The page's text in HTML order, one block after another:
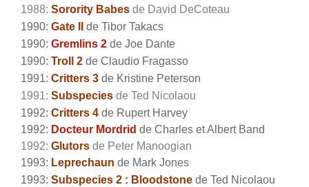
1988: Sorority Babes de David DeCoteau
1990: Gate II
de Tibor Takacs
1990: Gremlins 2 de Joe Dante
1990: Troll 2 de Claudio Fragasso
1991: Critters 3 de Kristine Peterson
1991: Subspecies de Ted Nicolaou
1992: Critters 4 de Rupert Harvey
1992: Docteur Mordrid de Charles et Albert Band
1992: Glutors de Peter Manoogian
1993: Leprechaun de Mark Jones
1993: Subspecies 2 : Bloodstone de Ted Nicolaou